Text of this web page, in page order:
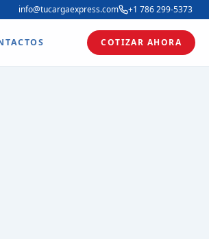
info@tucargaexpress.com +1 786 299-5373
COTIZAR AHORA